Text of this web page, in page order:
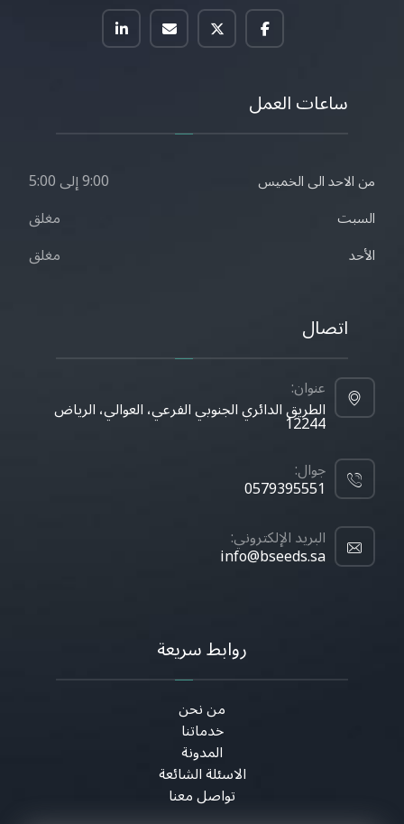
ساعات العمل
من الاحد الى الخميس 9:00 إلى 5:00
السبت مغلق
الأحد مغلق
اتصال
عنوان:
الطريق الدائري الجنوبي الفرعي، العوالي، الرياض
12244
جوال:
0579395551
البريد الإلكتروني:
info@bseeds.sa
روابط سريعة
من نحن
خدماتنا
المدونة
الاسئلة الشائعة
تواصل معنا